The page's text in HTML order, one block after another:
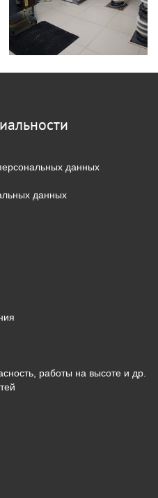
данных
данных
работы на высоте и др.